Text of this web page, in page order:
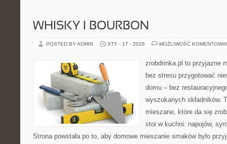
WHISKY I BOURBON
POSTED BY ADMIN STY - 17 - 2026 MOŻLIWOŚĆ
zrobdrinka.pl to przyjazne
bez stresu przygotować
domu – bez
wyszukanych składników.
mieszane, które da się
stoi w kuchni: napojów,
Strona powstała po to, aby domowe mieszanie smaków było